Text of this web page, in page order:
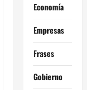
Economía
Empresas
Frases
Gobierno